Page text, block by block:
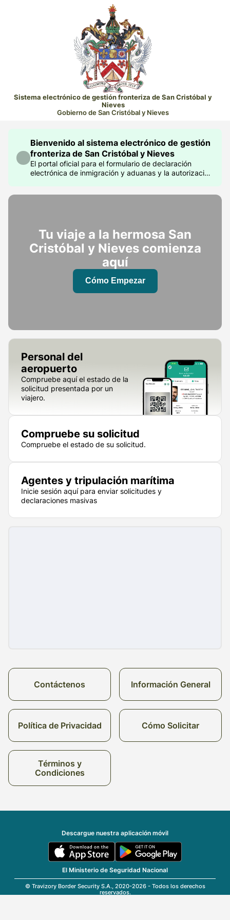
Sistema electrónico de gestión fronteriza de San Cristóbal y
Nieves
Gobierno de San Cristóbal y Nieves
Bienvenido al sistema electrónico de gestión
fronteriza de San Cristóbal y Nieves
El portal oficial para el formulario de declaración
electrónica de inmigración y aduanas y la autorización
Tu viaje a la hermosa San
Cristóbal y Nieves comienza
aquí
Cómo Empezar
Personal del
aeropuerto
Compruebe aquí el estado de la
solicitud presentada por un
viajero.
Compruebe su solicitud
Compruebe el estado de su solicitud.
Agentes y tripulación marítima
Inicie sesión aquí para enviar solicitudes y
declaraciones masivas
Contáctenos Información General
Política de Privacidad Cómo Solicitar
Términos y
Condiciones
Descargue nuestra aplicación móvil
El Ministerio de Seguridad Nacional
© Travizory Border Security S.A., 2020-2026 - Todos los derechos
reservados.